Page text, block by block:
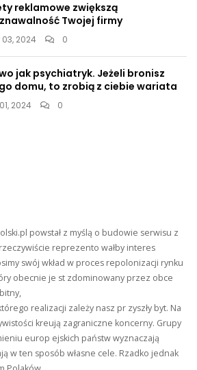
reklamowe zwiększą
Twojej firmy
03, 2024 0
jak psychiatryk. Jeżeli bronisz
domu, to zrobią z ciebie wariata
2024 0
powstał z myślą o budowie serwisu z
reprezento wałby interes
swój wkład w proces repolonizacji rynku
obecnie je st zdominowany przez obce
realizacji zależy nasz pr zyszły byt. Na
kreują zagraniczne koncerny. Grupy
europ ejskich państw wyznaczają
w ten sposób własne cele. Rzadko jednak